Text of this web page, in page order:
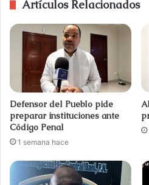
Artículos Relacionados
Defensor del Pueblo pide
preparar instituciones ante
Código Penal
1 semana hace